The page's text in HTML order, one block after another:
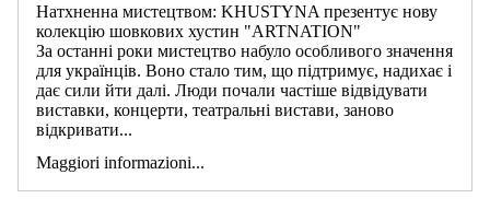
Натхненна мистецтвом: KHUSTYNA презентує нову
колекцію шовкових хустин "ARTNATION"
За останні роки мистецтво набуло особливого значення
для українців. Воно стало тим, що підтримує, надихає і
дає сили йти далі. Люди почали частіше відвідувати
виставки, концерти, театральні вистави, заново
відкривати...
Maggiori informazioni...